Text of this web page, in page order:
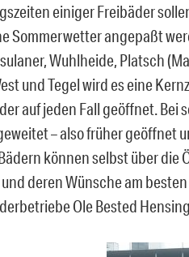
einiger Freibäder
Sommerwetter angepaßt
Wuhlheide, Platsch
und Tegel wird es eine
auf jeden Fall geöffnet.
– also früher geöffnet
können selbst über
deren Wünsche am
Ole Bested